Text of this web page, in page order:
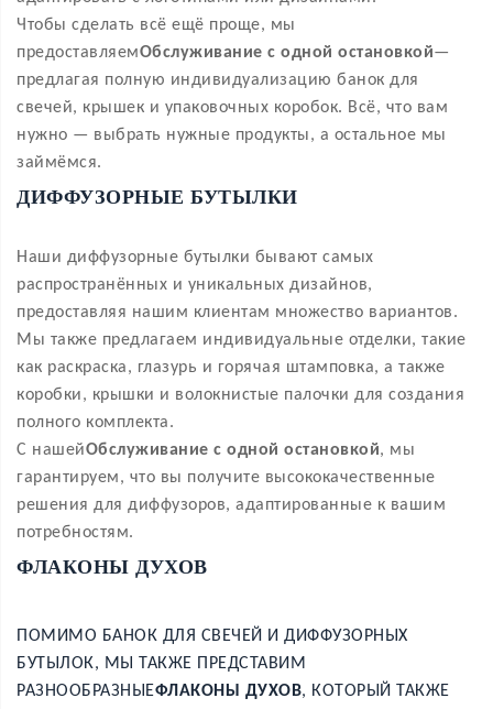
Чтобы сделать всё ещё проще, мы
предоставляемОбслуживание с одной остановкой—
предлагая полную индивидуализацию банок для
свечей, крышек и упаковочных коробок. Всё, что вам
нужно — выбрать нужные продукты, а остальное мы
займёмся.
ДИФФУЗОРНЫЕ БУТЫЛКИ
Наши диффузорные бутылки бывают самых
распространённых и уникальных дизайнов,
предоставляя нашим клиентам множество вариантов.
Мы также предлагаем индивидуальные отделки, такие
как раскраска, глазурь и горячая штамповка, а также
коробки, крышки и волокнистые палочки для создания
полного комплекта.
С нашейОбслуживание с одной остановкой, мы
гарантируем, что вы получите высококачественные
решения для диффузоров, адаптированные к вашим
потребностям.
ФЛАКОНЫ ДУХОВ
ПОМИМО БАНОК ДЛЯ СВЕЧЕЙ И ДИФФУЗОРНЫХ
БУТЫЛОК, МЫ ТАКЖЕ ПРЕДСТАВИМ
РАЗНООБРАЗНЫЕФЛАКОНЫ ДУХОВ, КОТОРЫЙ ТАКЖЕ